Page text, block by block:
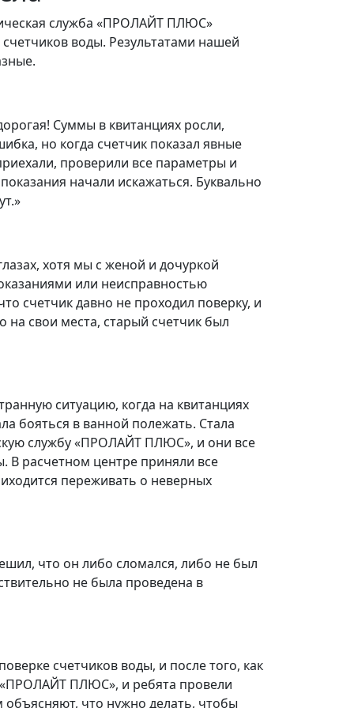
служба «ПРОЛАЙТ ПЛЮС»
воды. Результатами нашей
Суммы в квитанциях росли,
но когда счетчик показал явные
проверили все параметры и
начали искажаться. Буквально
хотя мы с женой и дочуркой
или неисправностью
счетчик давно не проходил поверку, и
на свои места, старый счетчик был
ситуацию, когда на квитанциях
бояться в ванной полежать. Стала
службу «ПРОЛАЙТ ПЛЮС», и они все
В расчетном центре приняли все
переживать о неверных
что он либо сломался, либо не был
не была проведена в
счетчиков воды, и после того, как
«ПРОЛАЙТ ПЛЮС», и ребята провели
объясняют, что нужно делать, чтобы